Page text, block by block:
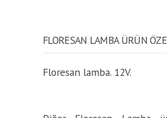
FLORESAN LAMBA ÜRÜN
Floresan lamba. 12V.